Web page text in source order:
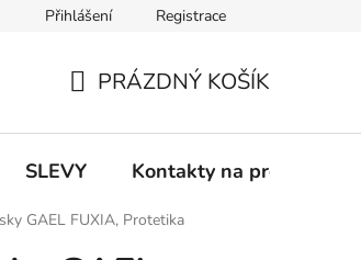
k on-line platbám Odstoupení od
Přihlášení Registrace
KOŠÍK
PRÁZDNÝ KOŠÍK
SLEVY Kontakty na prodejny
GAEL FUXIA, Protetika